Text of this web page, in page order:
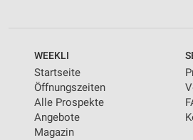
WEEKLI
Startseite
Öffnungszeiten
Alle Prospekte
Angebote
Magazin